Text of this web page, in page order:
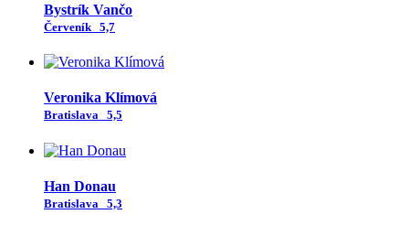
Bystrík Vančo
Červeník 5,7
Veronika Klímová
Bratislava 5,5
Han Donau
Bratislava 5,3